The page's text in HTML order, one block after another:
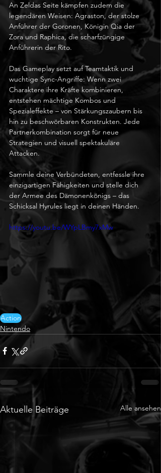
An Zeldas Seite kämpfen zudem die
legendären Weisen: Agraston, der stolze
Anführer der Goronen, Königin Qia der
Zora und Raphica, die scharfzüngige
Anführerin der Rito.
Das Gameplay setzt auf Teamtaktik und
wuchtige Sync-Angriffe: Wenn zwei
Charaktere ihre Kräfte kombinieren,
entstehen mächtige Kombos und
Spezialeffekte – von Stärkungszaubern bis
hin zu beschwörbaren Konstrukten. Jede
Partnerkombination sorgt für neue
Strategien und visuell spektakuläre
Attacken.
Sammle deine Verbündeten, entfessle ihre
einzigartigen Fähigkeiten und stelle dich
der Armee des Dämonenkönigs – das
Schicksal Hyrules liegt in deinen Händen.
https://youtu.be/WYpLBmy7xMw
Action
Nintendo
Aktuelle Beiträge Alle ansehen